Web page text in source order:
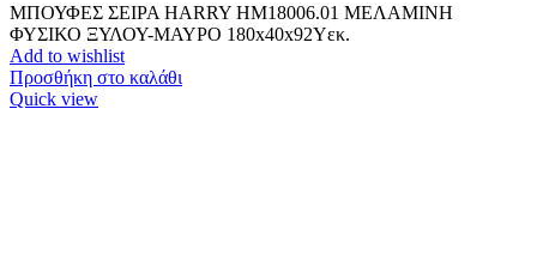
ΜΠΟΥΦΕΣ ΣΕΙΡΑ HARRY HM18006.01 ΜΕΛΑΜΙΝΗ
ΦΥΣΙΚΟ ΞΥΛΟΥ-ΜΑΥΡΟ 180x40x92Υεκ.
Add to wishlist
Προσθήκη στο καλάθι
Quick view